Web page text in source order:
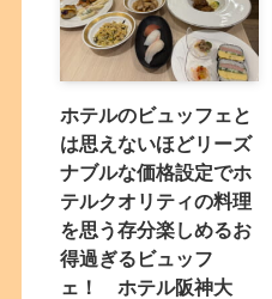
ホテルのビュッフェと
は思えないほどリーズ
ナブルな価格設定でホ
テルクオリティの料理
を思う存分楽しめるお
得過ぎるビュッフ
ェ！ ホテル阪神大